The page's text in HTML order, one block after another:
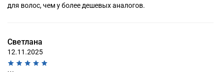
для волос, чем у более дешевых аналогов.
Светлана
12.11.2025